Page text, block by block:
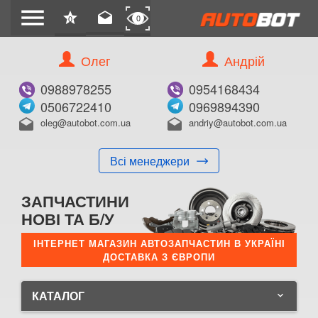
menu star
0 drafts 0
Олег
0988978255
0506722410
drafts oleg@autobot.com.ua
Всі менеджери
Андрій
0954168434
0969894390
drafts andriy@autobot.com.ua
ЗАПЧАСТИНИ
НОВІ ТА Б/У
ІНТЕРНЕТ МАГАЗИН АВТОЗАПЧАСТИН В УКРАЇНІ
ДОСТАВКА З ЄВРОПИ
КАТАЛОГ keyboard_arrow_down